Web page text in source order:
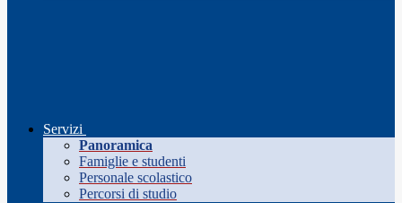
Servizi
Panoramica
Famiglie e studenti
Personale scolastico
Percorsi di studio